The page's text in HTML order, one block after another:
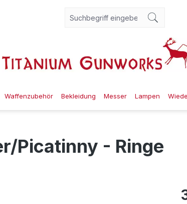
Waffenzubehör Bekleidung Messer Lampen
Picatinny - Ringe